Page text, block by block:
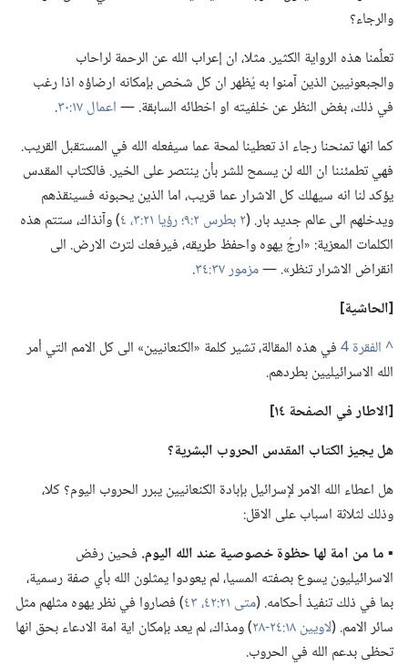
والرجاء؟‏
تعلِّمنا هذه الرواية الكثير.‏ مثلا،‏ ان إعراب الله عن الرحمة لراحاب
والجبعونيين الذين آمنوا به يُظهر ان كل شخص بإمكانه ارضاؤه اذا رغب
في ذلك،‏ بغض النظر عن خلفيته او اخطائه السابقة.‏ —‏اعمال ١٧:‏٣٠
‏.‏
كما انها تمنحنا رجاء اذ تعطينا لمحة عما سيفعله الله في المستقبل القريب.‏
فهي تطمئننا ان الله لن يسمح للشر بأن ينتصر على الخير.‏ فالكتاب المقدس
يؤكد لنا انه سيهلك كل الاشرار عما قريب،‏ اما الذين يحبونه فسينقذهم
ويدخلهم الى عالم جديد بار.‏ (‏٢ بطرس ٢:‏٩؛‏ رؤيا ٢١:‏٣،‏ ٤
‏)‏ وآنذاك،‏ ستتم هذه
الكلمات المعزية:‏ «ارجُ يهوه واحفظ طريقه،‏ فيرفعك لترث الارض.‏ الى
انقراض الاشرار تنظر».‏ —‏مزمور ٣٧:‏٣٤
‏.‏
‏[الحاشية]‏
^
في هذه المقالة،‏ تشير كلمة «الكنعانيين» الى كل الامم التي أمر
الله الاسرائيليين بطردهم.‏
‏[الاطارفي الصفحة ١٤]‏
هل يجيز الكتاب المقدس الحروب البشرية؟‏
هل اعطاء الله الامر لإسرائيل بإبادة الكنعانيين يبرر الحروب اليوم؟‏ كلا،‏
وذلك لثلاثة اسباب على الاقل:‏
▪ما من امة لها حظوة خصوصية عند الله اليوم.‏ فحين رفض
الاسرائيليون يسوع بصفته المسيا،‏ لم يعودوا يمثلون الله بأي صفة رسمية،‏
بما في ذلك تنفيذ أحكامه.‏ (‏متى ٢١:‏٤٢،‏ ٤٣
‏)‏ فصاروا في نظر يهوه مثلهم مثل
سائر الامم.‏ (‏لاويين ١٨:‏٢٤-‏٢٨
‏)‏ ومذاك،‏ لم يعد بإمكان اية امة الادعاء بحق انها
تحظى بدعم الله في الحروب.‏